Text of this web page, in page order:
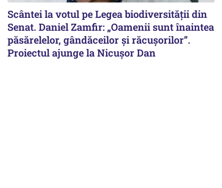
Scântei la votul pe Legea biodiversității din
Senat. Daniel Zamfir: „Oamenii sunt înaintea
păsărelelor, gândăceilor și răcușorilor”.
Proiectul ajunge la Nicușor Dan